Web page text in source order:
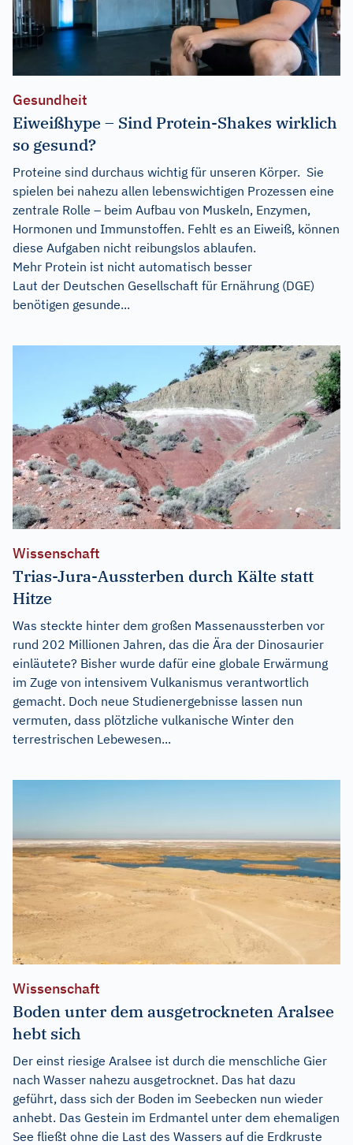
Gesundheit
Eiweißhype – Sind Protein-Shakes wirklich
so gesund?
Proteine sind durchaus wichtig für unseren Körper. Sie
spielen bei nahezu allen lebenswichtigen Prozessen eine
zentrale Rolle – beim Aufbau von Muskeln, Enzymen,
Hormonen und Immunstoffen. Fehlt es an Eiweiß, können
diese Aufgaben nicht reibungslos ablaufen.
Mehr Protein ist nicht automatisch besser
Laut der Deutschen Gesellschaft für Ernährung (DGE)
benötigen gesunde...
Wissenschaft
Trias-Jura-Aussterben durch Kälte statt
Hitze
Was steckte hinter dem großen Massenaussterben vor
rund 202 Millionen Jahren, das die Ära der Dinosaurier
einläutete? Bisher wurde dafür eine globale Erwärmung
im Zuge von intensivem Vulkanismus verantwortlich
gemacht. Doch neue Studienergebnisse lassen nun
vermuten, dass plötzliche vulkanische Winter den
terrestrischen Lebewesen...
Wissenschaft
Boden unter dem ausgetrockneten Aralsee
hebt sich
Der einst riesige Aralsee ist durch die menschliche Gier
nach Wasser nahezu ausgetrocknet. Das hat dazu
geführt, dass sich der Boden im Seebecken nun wieder
anhebt. Das Gestein im Erdmantel unter dem ehemaligen
See fließt ohne die Last des Wassers auf die Erdkruste